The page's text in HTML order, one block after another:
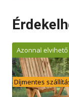
Azonnal elvihető
Díjmentes